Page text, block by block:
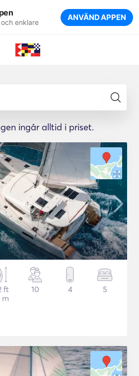
enklare ANVÄND APPEN
ingår alltid i priset.
ft
m
10 4 5